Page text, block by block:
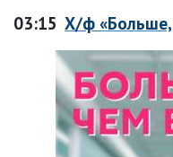
03:15 Х/ф «Больше,